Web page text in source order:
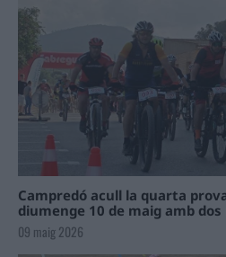
Campredó acull la quarta
diumenge 10 de maig amb
09 maig 2026